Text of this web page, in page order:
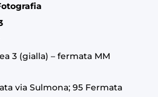
3 (gialla) – fermata MM
via Sulmona; 95 Fermata